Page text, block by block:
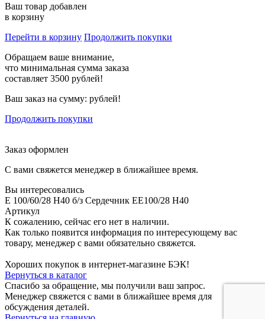
Ваш товар добавлен
в корзину
Перейти в корзину Продолжить покупки
Обращаем ваше внимание,
что минимальная сумма заказа
составляет 3500 рублей!
Ваш заказ на сумму: рублей!
Продолжить покупки
Заказ оформлен
С вами свяжется менеджер в ближайшее время.
Вы интересовались
E 100/60/28 H40 б/з Сердечник EE100/28 H40
Артикул
К сожалению, сейчас его нет в наличии.
Как только появится информация по интересующему вас
товару, менеджер с вами обязательно свяжется.
Хороших покупок в интернет-магазине БЭК!
Вернуться в каталог
Спасибо за обращение, мы получили ваш запрос.
Менеджер свяжется с вами в ближайшее время для
обсуждения деталей.